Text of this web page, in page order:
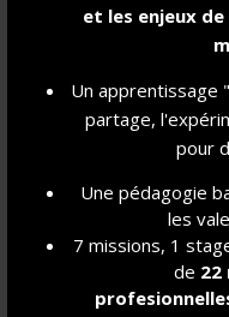
et les enjeux
Un apprentissage "
partage,
pour
Une pédagogie
les
7 missions, 1
de 22
Échangez avec nos